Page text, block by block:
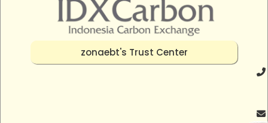
zonaebt's Trust Center